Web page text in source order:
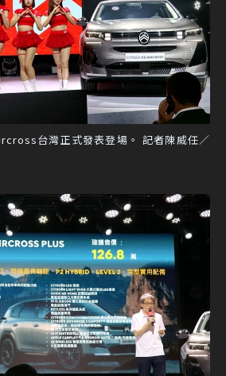
台灣正式發表登場。 記者陳威任／